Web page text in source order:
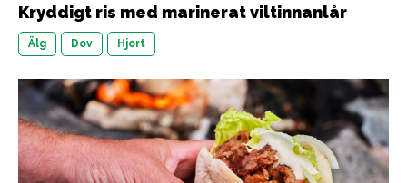
Kryddigt ris med marinerat viltinnanlår
Älg Dov Hjort